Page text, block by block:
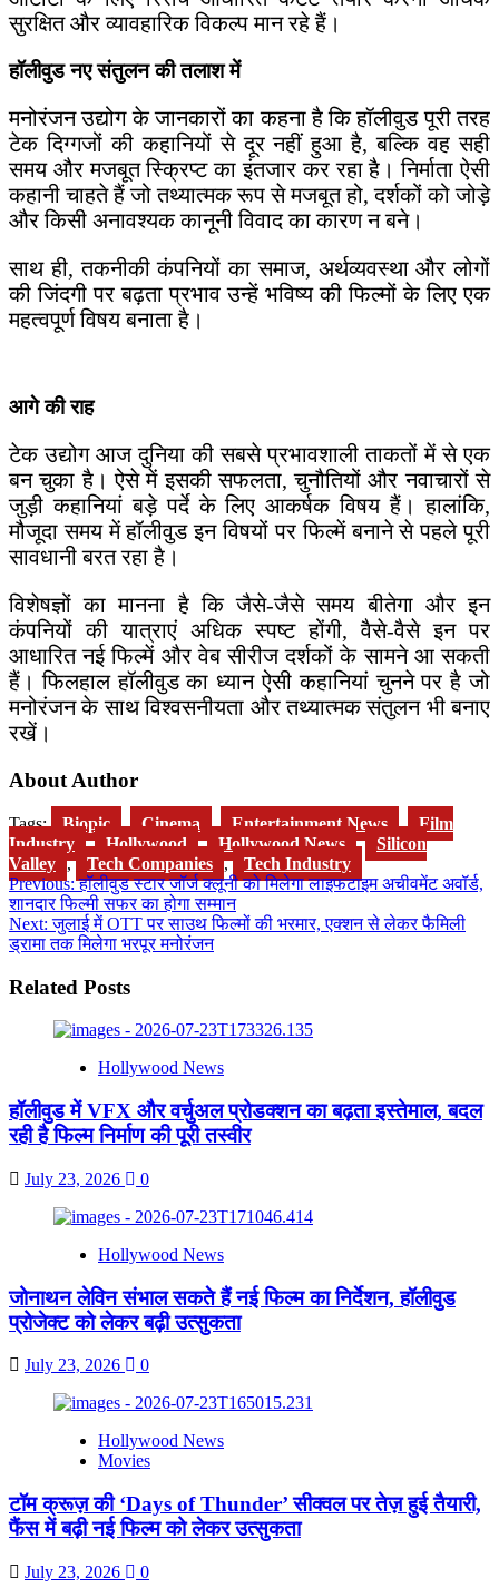
सुरक्षित और व्यावहारिक विकल्प मान रहे हैं।
हॉलीवुड नए संतुलन की तलाश में
मनोरंजन उद्योग के जानकारों का कहना है कि हॉलीवुड पूरी तरह
टेक दिग्गजों की कहानियों से दूर नहीं हुआ है, बल्कि वह सही
समय और मजबूत स्क्रिप्ट का इंतजार कर रहा है। निर्माता ऐसी
कहानी चाहते हैं जो तथ्यात्मक रूप से मजबूत हो, दर्शकों को जोड़े
और किसी अनावश्यक कानूनी विवाद का कारण न बने।
साथ ही, तकनीकी कंपनियों का समाज, अर्थव्यवस्था और लोगों
की जिंदगी पर बढ़ता प्रभाव उन्हें भविष्य की फिल्मों के लिए एक
महत्वपूर्ण विषय बनाता है।
आगे की राह
टेक उद्योग आज दुनिया की सबसे प्रभावशाली ताकतों में से एक
बन चुका है। ऐसे में इसकी सफलता, चुनौतियों और नवाचारों से
जुड़ी कहानियां बड़े पर्दे के लिए आकर्षक विषय हैं। हालांकि,
मौजूदा समय में हॉलीवुड इन विषयों पर फिल्में बनाने से पहले पूरी
सावधानी बरत रहा है।
विशेषज्ञों का मानना है कि जैसे-जैसे समय बीतेगा और इन
कंपनियों की यात्राएं अधिक स्पष्ट होंगी, वैसे-वैसे इन पर
आधारित नई फिल्में और वेब सीरीज दर्शकों के सामने आ सकती
हैं। फिलहाल हॉलीवुड का ध्यान ऐसी कहानियां चुनने पर है जो
मनोरंजन के साथ विश्वसनीयता और तथ्यात्मक संतुलन भी बनाए
रखें।
About Author
Tags: Biopic , Cinema , Entertainment News , Film
Industry , Hollywood , Hollywood News , Silicon
Valley , Tech Companies , Tech Industry
Post
navigation
Previous:हॉलीवुड स्टार जॉर्ज क्लूनी को मिलेगा लाइफटाइम अचीवमेंट अवॉर्ड,
शानदार फिल्मी सफर का होगा सम्मान
Next:जुलाई में OTT पर साउथ फिल्मों की भरमार, एक्शन से लेकर फैमिली
ड्रामा तक मिलेगा भरपूर मनोरंजन
Related Posts
Hollywood News
हॉलीवुड में VFX और वर्चुअल प्रोडक्शन का बढ़ता इस्तेमाल, बदल
रही है फिल्म निर्माण की पूरी तस्वीर
July 23, 2026 0
Hollywood News
जोनाथन लेविन संभाल सकते हैं नई फिल्म का निर्देशन, हॉलीवुड
प्रोजेक्ट को लेकर बढ़ी उत्सुकता
July 23, 2026 0
Hollywood News
Movies
टॉम क्रूज़ की ‘Days of Thunder’ सीक्वल पर तेज़ हुई तैयारी,
फैंस में बढ़ी नई फिल्म को लेकर उत्सुकता
July 23, 2026 0